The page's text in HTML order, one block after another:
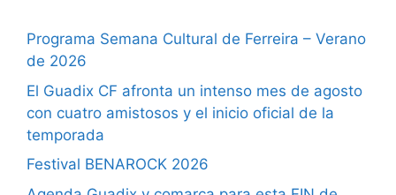
Programa Semana Cultural de Ferreira – Verano
de 2026
El Guadix CF afronta un intenso mes de agosto
con cuatro amistosos y el inicio oficial de la
temporada
Festival BENAROCK 2026